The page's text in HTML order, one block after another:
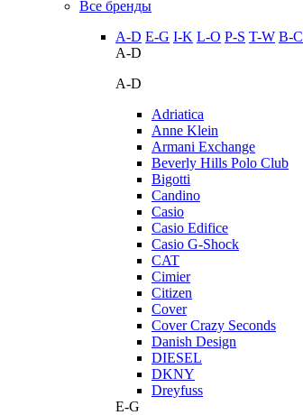
Все бренды
A-D E-G I-K L-O P-S T-W В-С
A-D
A-D
Adriatica
Anne Klein
Armani Exchange
Beverly Hills Polo Club
Bigotti
Candino
Casio
Casio Edifice
Casio G-Shock
CAT
Cimier
Citizen
Cover
Cover Crazy Seconds
Danish Design
DIESEL
DKNY
Dreyfuss
E-G